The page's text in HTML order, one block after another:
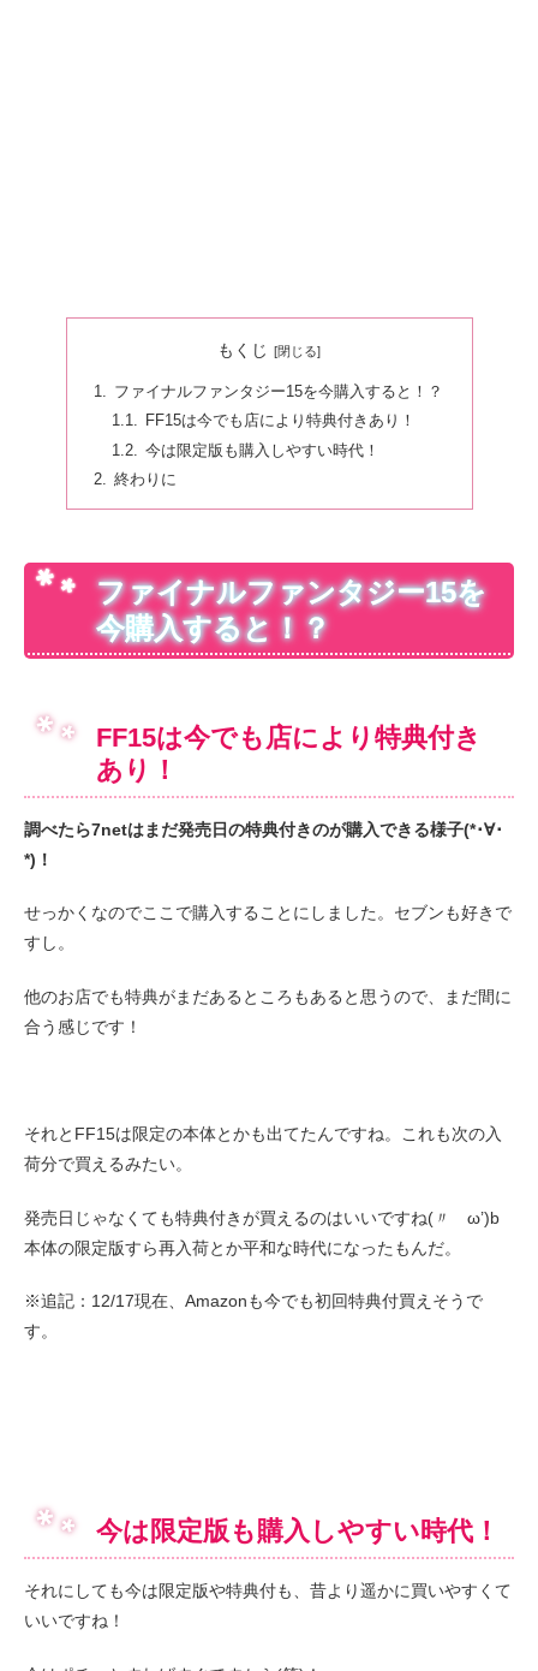
もくじ
ファイナルファンタジー15を今購入すると！？
FF15は今でも店により特典付きあり！
今は限定版も購入しやすい時代！
終わりに
ファイナルファンタジー15を
今購入すると！？
FF15は今でも店により特典付き
あり！
調べたら7netはまだ発売日の特典付きのが購入できる様子(*･∀･
*)！
せっかくなのでここで購入することにしました。セブンも好きで
すし。
他のお店でも特典がまだあるところもあると思うので、まだ間に
合う感じです！
それとFF15は限定の本体とかも出てたんですね。これも次の入
荷分で買えるみたい。
発売日じゃなくても特典付きが買えるのはいいですね(〃ゝω’)b
本体の限定版すら再入荷とか平和な時代になったもんだ。
※追記：12/17現在、Amazonも今でも初回特典付買えそうで
す。
今は限定版も購入しやすい時代！
それにしても今は限定版や特典付も、昔より遥かに買いやすくて
いいですね！